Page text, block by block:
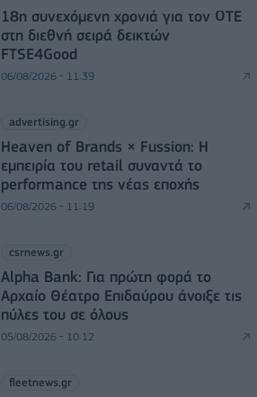
18η συνεχόμενη χρονιά για τον ΟΤΕ
στη διεθνή σειρά δεικτών
FTSE4Good
06/08/2026 - 11:39
advertising.gr
Heaven of Brands × Fussion: Η
εμπειρία του retail συναντά το
performance της νέας εποχής
06/08/2026 - 11:19
csrnews.gr
Alpha Bank: Για πρώτη φορά το
Αρχαίο Θέατρο Επιδαύρου άνοιξε τις
πύλες του σε όλους
05/08/2026 - 10:12
fleetnews.gr